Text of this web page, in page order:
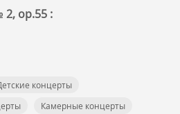
ор.55 :
концерты
Камерные концерты